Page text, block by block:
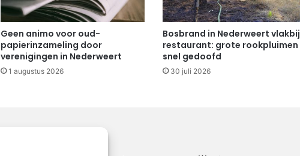
Geen animo voor oud-
papierinzameling door
verenigingen in Nederweert
1 augustus 2026
Bosbrand in Nederweert vlakbij
restaurant: grote rookpluimen
snel gedoofd
30 juli 2026